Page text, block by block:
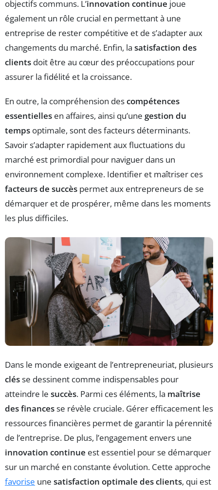
objectifs communs. L’innovation continue joue
également un rôle crucial en permettant à une
entreprise de rester compétitive et de s’adapter aux
changements du marché. Enfin, la satisfaction des
clients doit être au cœur des préoccupations pour
assurer la fidélité et la croissance.
En outre, la compréhension descompétences
essentielles en affaires, ainsi qu’une gestion du
temps optimale, sont des facteurs déterminants.
Savoir s’adapter rapidement aux fluctuations du
marché est primordial pour naviguer dans un
environnement complexe. Identifier et maîtriser ces
facteurs de succès permet aux entrepreneurs de se
démarquer et de prospérer, même dans les moments
les plus difficiles.
Dans le monde exigeant de l’entrepreneuriat, plusieurs
clésse dessinent comme indispensables pour
atteindre le succès. Parmi ces éléments, la maîtrise
des financesse révèle cruciale. Gérer efficacement les
ressources financières permet de garantir la pérennité
de l’entreprise. De plus, l’engagement envers une
innovation continue est essentiel pour se démarquer
sur un marché en constante évolution. Cette approche
favorise une satisfaction optimale des clients, qui est